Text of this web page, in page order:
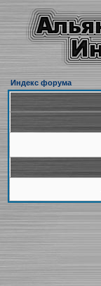
Индекс форума